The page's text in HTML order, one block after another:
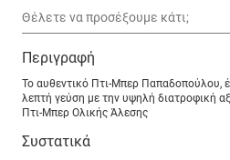
Περιγραφή
Το αυθεντικό Πτι-Μπερ Παπαδοπούλου,
λεπτή γεύση με την υψηλή διατροφική
Πτι-Μπερ Ολικής Άλεσης
Συστατικά